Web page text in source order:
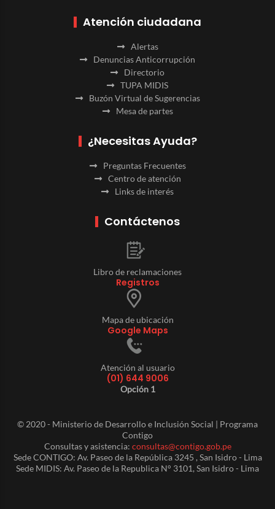
Atención ciudadana
Alertas
Denuncias Anticorrupción
Directorio
TUPA MIDIS
Buzón Virtual de Sugerencias
Mesa de partes
¿Necesitas Ayuda?
Preguntas Frecuentes
Centro de atención
Links de interés
Contáctenos
Libro de reclamaciones
Registros
Mapa de ubicación
Google Maps
Atención al usuario
(01) 644 9006
Opción 1
© 2020 - Ministerio de Desarrollo e Inclusión Social | Programa
Contigo
Consultas y asistencia: consultas@contigo.gob.pe
Sede CONTIGO: Av. Paseo de la República 3245 , San Isidro - Lima
Sede MIDIS: Av. Paseo de la Republica N° 3101, San Isidro - Lima